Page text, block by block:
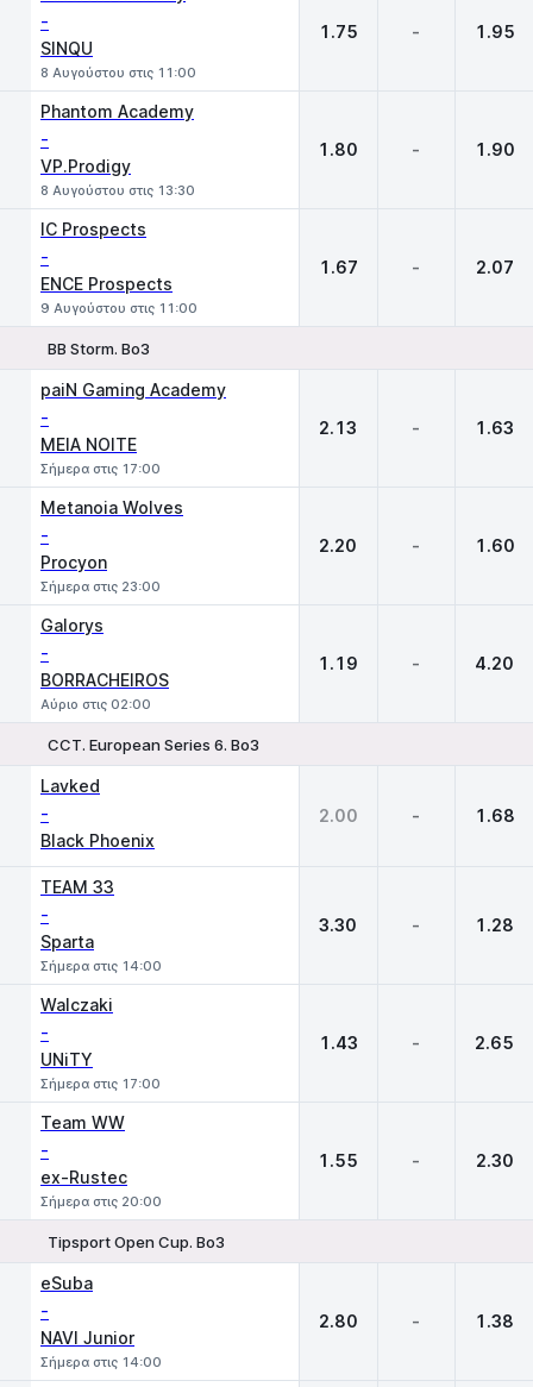
-
SINQU
8 Αυγούστου στις 11:00
1.75 - 1.95
Phantom Academy
-
VP.Prodigy
8 Αυγούστου στις 13:30
1.80 - 1.90
IC Prospects
-
ENCE Prospects
9 Αυγούστου στις 11:00
1.67 - 2.07
BB Storm. Bo3
paiN Gaming Academy
-
MEIA NOITE
Σήμερα στις 17:00
2.13 - 1.63
Metanoia Wolves
-
Procyon
Σήμερα στις 23:00
2.20 - 1.60
Galorys
-
BORRACHEIROS
Αύριο στις 02:00
1.19 - 4.20
CCT. European Series 6. Bo3
Lavked
-
Black Phoenix
2.00 - 1.68
TEAM 33
-
Sparta
Σήμερα στις 14:00
3.30 - 1.28
Walczaki
-
UNiTY
Σήμερα στις 17:00
1.43 - 2.65
Team WW
-
ex-Rustec
Σήμερα στις 20:00
1.55 - 2.30
Tipsport Open Cup. Bo3
eSuba
-
NAVI Junior
Σήμερα στις 14:00
2.80 - 1.38